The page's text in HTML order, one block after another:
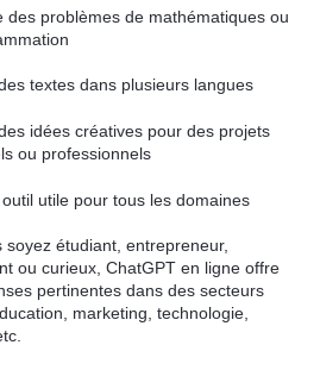
des problèmes de mathématiques ou
textes dans plusieurs langues
idées créatives pour des projets
ou professionnels
outil utile pour tous les domaines
soyez étudiant, entrepreneur,
ou curieux, ChatGPT en ligne offre
pertinentes dans des secteurs
marketing, technologie,